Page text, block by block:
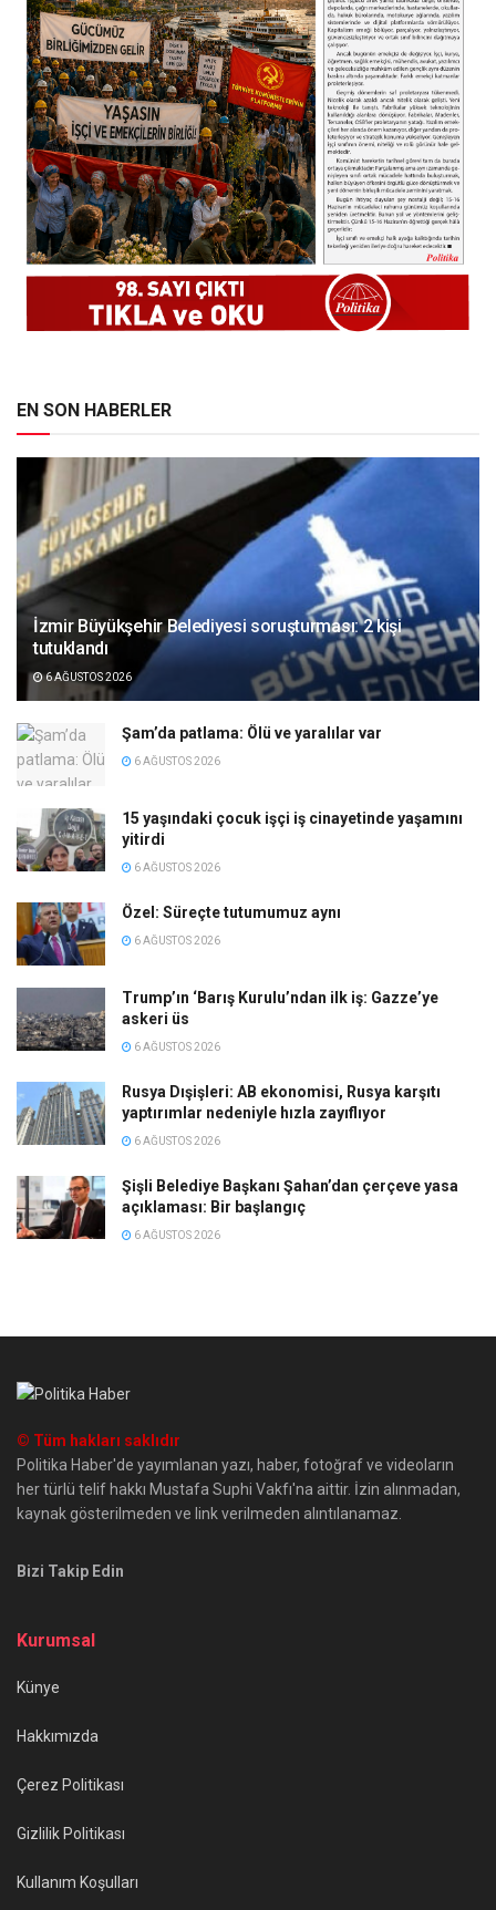
EN SON HABERLER
İzmir Büyükşehir Belediyesi soruşturması: 2 kişi
tutuklandı
6 AĞUSTOS 2026
Şam’da patlama: Ölü ve yaralılar var
6 AĞUSTOS 2026
15 yaşındaki çocuk işçi iş cinayetinde yaşamını
yitirdi
6 AĞUSTOS 2026
Özel: Süreçte tutumumuz aynı
6 AĞUSTOS 2026
Trump’ın ‘Barış Kurulu’ndan ilk iş: Gazze’ye
askeri üs
6 AĞUSTOS 2026
Rusya Dışişleri: AB ekonomisi, Rusya karşıtı
yaptırımlar nedeniyle hızla zayıflıyor
6 AĞUSTOS 2026
Şişli Belediye Başkanı Şahan’dan çerçeve yasa
açıklaması: Bir başlangıç
6 AĞUSTOS 2026
© Tüm hakları saklıdır
Politika Haber'de yayımlanan yazı, haber, fotoğraf ve videoların
her türlü telif hakkı Mustafa Suphi Vakfı'na aittir. İzin alınmadan,
kaynak gösterilmeden ve link verilmeden alıntılanamaz.
Bizi Takip Edin
Kurumsal
Künye
Hakkımızda
Çerez Politikası
Gizlilik Politikası
Kullanım Koşulları